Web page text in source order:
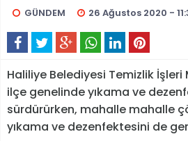
GÜNDEM 26 Ağustos 2020 -
Haliliye Belediyesi Temizlik
ilçe genelinde yıkama ve
sürdürürken, mahalle mahalle
yıkama ve dezenfektesini de